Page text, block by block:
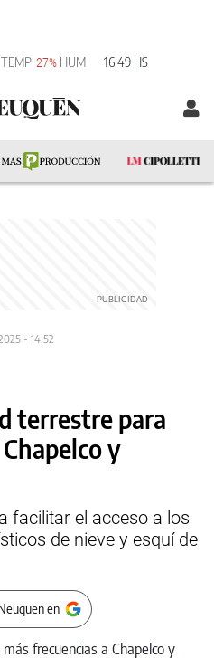
TEMP 27% HUM 16:49 HS
- 14:52
terrestre para
y
facilitar el acceso a los
de nieve y esquí de
en